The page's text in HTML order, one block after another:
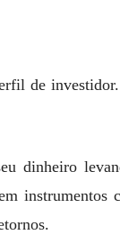
de
dinheiro
instrumentos